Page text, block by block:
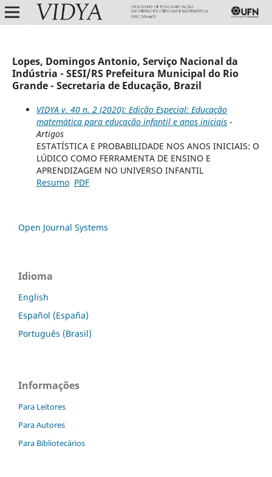
Lopes, Domingos Antonio, Serviço Nacional da
Indústria - SESI/RS Prefeitura Municipal do Rio
Grande - Secretaria de Educação, Brazil
VIDYA v. 40 n. 2 (2020): Edição Especial: Educação
matemática para educação infantil e anos iniciais-
Artigos
ESTATÍSTICA E PROBABILIDADE NOS ANOS INICIAIS: O
LÚDICO COMO FERRAMENTA DE ENSINO E
APRENDIZAGEM NO UNIVERSO INFANTIL
Resumo PDF
Open Journal Systems
Idioma
English
Español (España)
Português (Brasil)
Informações
Para Leitores
Para Autores
Para Bibliotecários